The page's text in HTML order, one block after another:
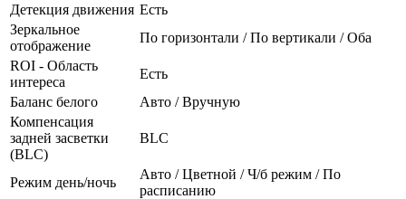
Детекция движения Есть
Зеркальное
отображение
По горизонтали / По вертикали / Оба
ROI - Область
интереса
Есть
Баланс белого
Авто / Вручную
Компенсация
задней засветки
(BLC)
BLC
Режим день/ночь
Авто / Цветной / Ч/б режим / По
расписанию